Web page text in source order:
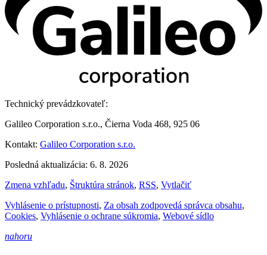
Technický prevádzkovateľ:
Galileo Corporation s.r.o., Čierna Voda 468, 925 06
Kontakt: Galileo Corporation s.r.o.
Posledná aktualizácia: 6. 8. 2026
Zmena vzhľadu, Štruktúra stránok, RSS, Vytlačiť
Vyhlásenie o prístupnosti, Za obsah zodpovedá správca obsahu,
Cookies, Vyhlásenie o ochrane súkromia, Webové sídlo
nahoru